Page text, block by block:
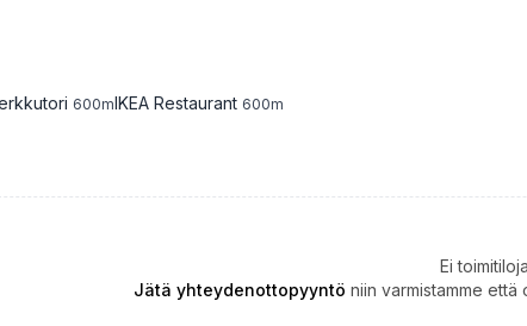
600mIKEA Restaurant 600m
Ei
Jätä yhteydenottopyyntö niin varmistamme